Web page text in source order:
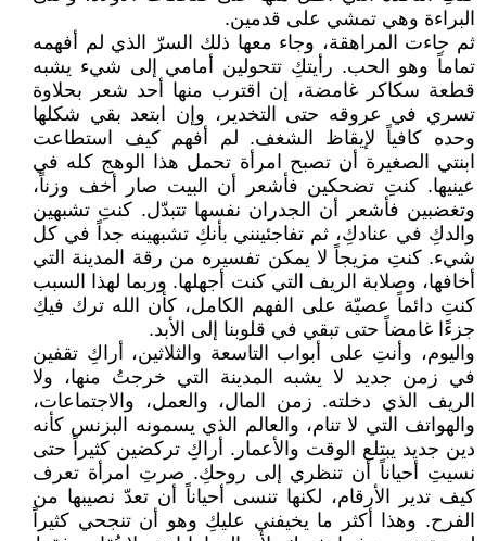
البراءة وهي تمشي على قدمين.
ثم جاءت المراهقة، وجاء معها ذلك السرّ الذي لم أفهمه
تماماً وهو الحب. رأيتكِ تتحولين أمامي إلى شيء يشبه
قطعة سكاكر غامضة، إن اقترب منها أحد شعر بحلاوة
تسري في عروقه حتى التخدير، وإن ابتعد بقي شكلها
وحده كافياً لإيقاظ الشغف. لم أفهم كيف استطاعت
ابنتي الصغيرة أن تصبح امرأة تحمل هذا الوهج كله في
عينيها. كنتِ تضحكين فأشعر أن البيت صار أخف وزناً،
وتغضبين فأشعر أن الجدران نفسها تتبدّل. كنتِ تشبهين
والدكِ في عنادكِ، ثم تفاجئينني بأنكِ تشبهينه جداً في كل
شيء. كنتِ مزيجاً لا يمكن تفسيره من رقة المدينة التي
أخافها، وصلابة الريف التي كنت أجهلها. وربما لهذا السبب
كنتِ دائماً عصيّة على الفهم الكامل، كأن الله ترك فيكِ
جزءًا غامضاً حتى تبقي في قلوبنا إلى الأبد.
واليوم، وأنتِ على أبواب التاسعة والثلاثين، أراكِ تقفين
في زمن جديد لا يشبه المدينة التي خرجتُ منها، ولا
الريف الذي دخلته. زمن المال، والعمل، والاجتماعات،
والهواتف التي لا تنام، والعالم الذي يسمونه البزنس كأنه
دين جديد يبتلع الوقت والأعمار. أراكِ تركضين كثيراً حتى
نسيتِ أحياناً أن تنظري إلى روحكِ. صرتِ امرأة تعرف
كيف تدير الأرقام، لكنها تنسى أحياناً أن تعدّ نصيبها من
الفرح. وهذا أكثر ما يخيفني عليكِ وهو أن تنجحي كثيراً